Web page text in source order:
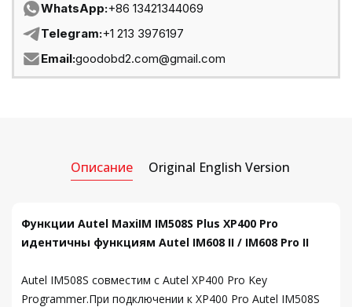
WhatsApp:+86 13421344069
Telegram:+1 213 3976197
Email:goodobd2.com@gmail.com
Описание Original English Version
Функции Autel MaxiIM IM508S Plus XP400 Pro
идентичны функциям Autel IM608 II / IM608 Pro II
Autel IM508S совместим с Autel XP400 Pro Key
Programmer.При подключении к XP400 Pro Autel IM508S